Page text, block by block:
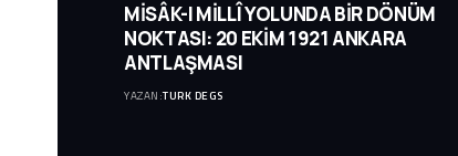
MİSÂK-I MİLLÎ YOLUNDA BİR DÖNÜM
NOKTASI: 20 EKİM 1921 ANKARA
ANTLAŞMASI
YAZAN:TURK DEGS